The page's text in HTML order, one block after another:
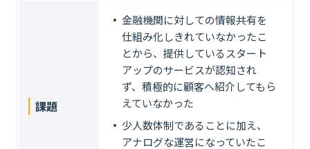
課題
金融機関に対しての情報共有を
仕組み化しきれていなかったこ
とから、提供しているスタート
アップのサービスが認知され
ず、積極的に顧客へ紹介してもら
えていなかった
少人数体制であることに加え、
アナログな運営になっていたこ